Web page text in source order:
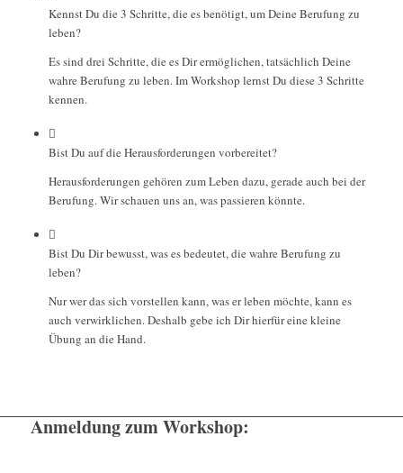
Kennst Du die 3 Schritte, die es benötigt, um Deine Berufung zu
leben?
Es sind drei Schritte, die es Dir ermöglichen, tatsächlich Deine
wahre Berufung zu leben. Im Workshop lernst Du diese 3 Schritte
kennen.
Bist Du auf die Herausforderungen vorbereitet?
Herausforderungen gehören zum Leben dazu, gerade auch bei der
Berufung. Wir schauen uns an, was passieren könnte.
Bist Du Dir bewusst, was es bedeutet, die wahre Berufung zu
leben?
Nur wer das sich vorstellen kann, was er leben möchte, kann es
auch verwirklichen. Deshalb gebe ich Dir hierfür eine kleine
Übung an die Hand.
Anmeldung zum Workshop: